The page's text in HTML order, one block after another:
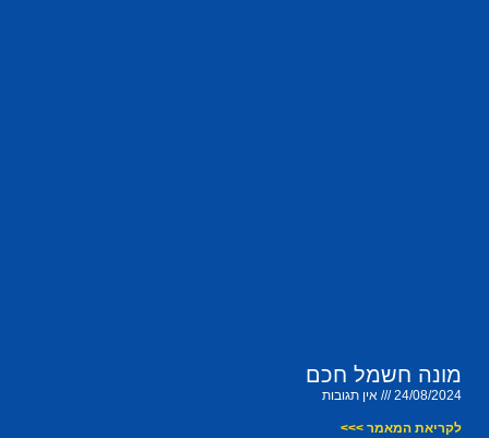
מונה חשמל חכם
24/08/2024 אין תגובות
לקריאת המאמר >>>